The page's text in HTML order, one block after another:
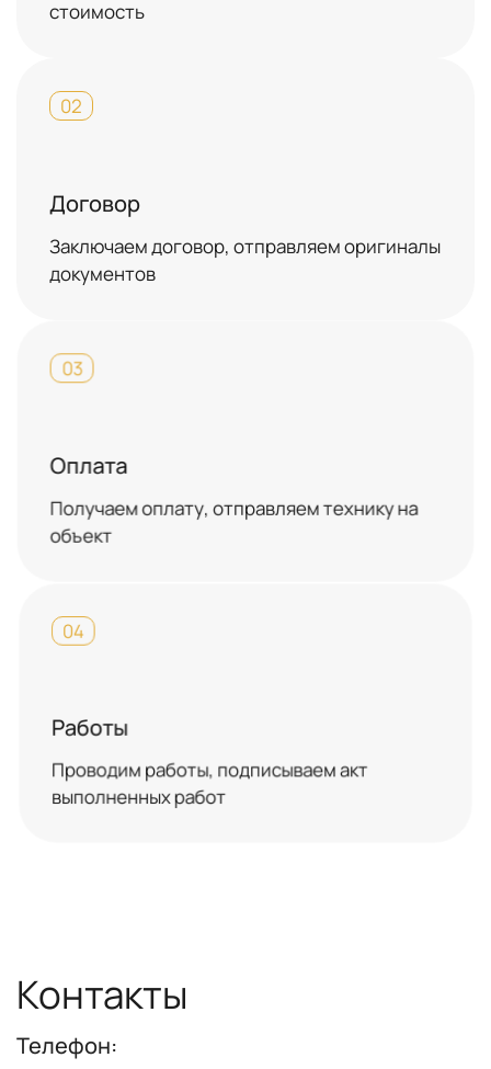
стоимость
02
Договор
Заключаем договор, отправляем оригиналы
документов
03
Оплата
Получаем оплату, отправляем технику на
объект
04
Работы
Проводим работы, подписываем акт
выполненных работ
Контакты
Телефон: